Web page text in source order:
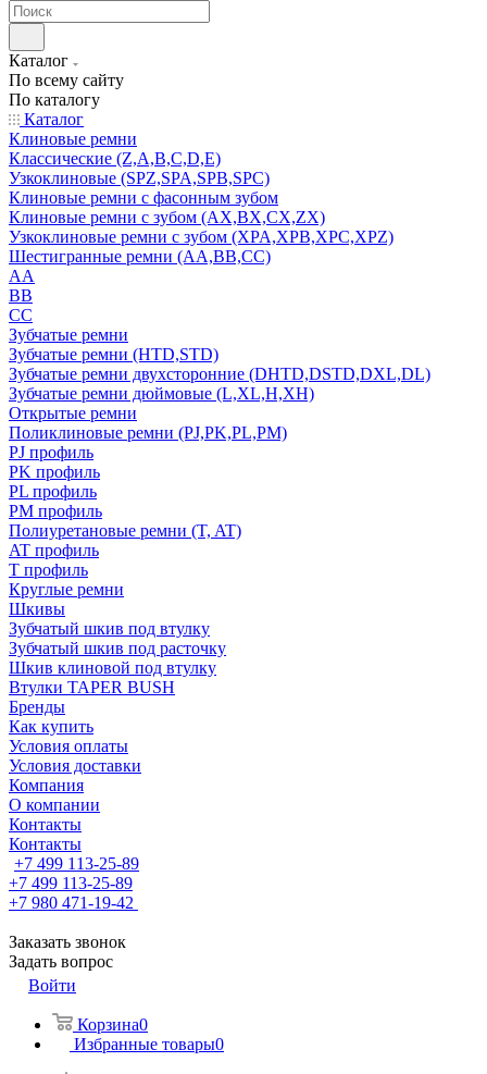
Каталог
По всему сайту
По каталогу
Каталог
Клиновые ремни
Классические (Z,A,B,C,D,E)
Узкоклиновые (SPZ,SPA,SPB,SPC)
Клиновые ремни с фасонным зубом
Клиновые ремни с зубом (AX,BX,CX,ZX)
Узкоклиновые ремни с зубом (XPA,XPB,XPC,XPZ)
Шестигранные ремни (AA,BB,CC)
AA
BB
CC
Зубчатые ремни
Зубчатые ремни (HTD,STD)
Зубчатые ремни двухсторонние (DHTD,DSTD,DXL,DL)
Зубчатые ремни дюймовые (L,XL,H,XH)
Открытые ремни
Поликлиновые ремни (PJ,PK,PL,PM)
PJ профиль
PK профиль
PL профиль
PM профиль
Полиуретановые ремни (T, AT)
AT профиль
T профиль
Круглые ремни
Шкивы
Зубчатый шкив под втулку
Зубчатый шкив под расточку
Шкив клиновой под втулку
Втулки TAPER BUSH
Бренды
Как купить
Условия оплаты
Условия доставки
Компания
О компании
Контакты
Контакты
+7 499 113-25-89
+7 499 113-25-89
+7 980 471-19-42
Заказать звонок
Задать вопрос
Войти
Корзина0
Избранные товары0